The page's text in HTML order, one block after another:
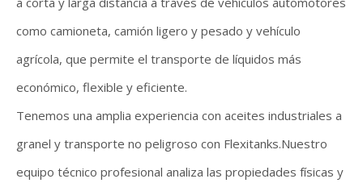
como camioneta, camión ligero y pesado y vehículo
agrícola, que permite el transporte de líquidos más
económico, flexible y eficiente.
Tenemos una amplia experiencia con aceites industriales a
granel y transporte no peligroso con Flexitanks.Nuestro
equipo técnico profesional analiza las propiedades físicas y